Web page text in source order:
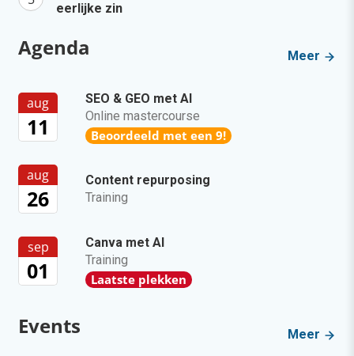
eerlijke zin
Agenda Meer
aug
11
SEO & GEO met AI
Online mastercourse
Beoordeeld met een 9!
aug
26
Content repurposing
Training
sep
01
Canva met AI
Training
Laatste plekken
Events Meer